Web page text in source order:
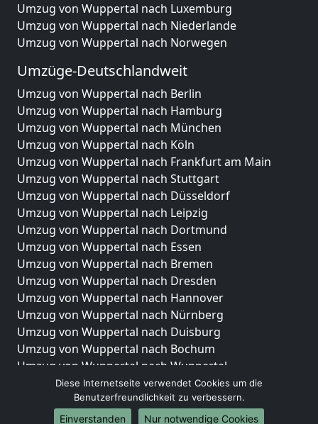
Umzug von Wuppertal nach Luxemburg
Umzug von Wuppertal nach Niederlande
Umzug von Wuppertal nach Norwegen
Umzüge-Deutschlandweit
Umzug von Wuppertal nach Berlin
Umzug von Wuppertal nach Hamburg
Umzug von Wuppertal nach München
Umzug von Wuppertal nach Köln
Umzug von Wuppertal nach Frankfurt am Main
Umzug von Wuppertal nach Stuttgart
Umzug von Wuppertal nach Düsseldorf
Umzug von Wuppertal nach Leipzig
Umzug von Wuppertal nach Dortmund
Umzug von Wuppertal nach Essen
Umzug von Wuppertal nach Bremen
Umzug von Wuppertal nach Dresden
Umzug von Wuppertal nach Hannover
Umzug von Wuppertal nach Nürnberg
Umzug von Wuppertal nach Duisburg
Umzug von Wuppertal nach Bochum
Umzug von Wuppertal nach Wuppertal
Umzug von Wuppertal nach Bielefeld
Umzug von Wuppertal nach Bonn
Umzug von Wuppertal nach Münster
Diese Internetseite verwendet Cookies um die
Benutzerfreundlichkeit zu verbessern.
Einverstanden
Nur notwendige Cookies